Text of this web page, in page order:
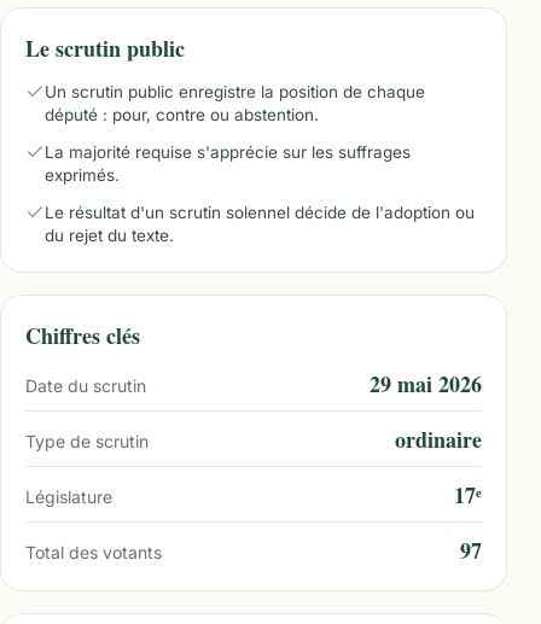
Le scrutin public
Un scrutin public enregistre la position de chaque
député : pour, contre ou abstention.
La majorité requise s'apprécie sur les suffrages
exprimés.
Le résultat d'un scrutin solennel décide de l'adoption ou
du rejet du texte.
Chiffres clés
Date du scrutin 29 mai 2026
Type de scrutin ordinaire
Législature 17ᵉ
Total des votants 97